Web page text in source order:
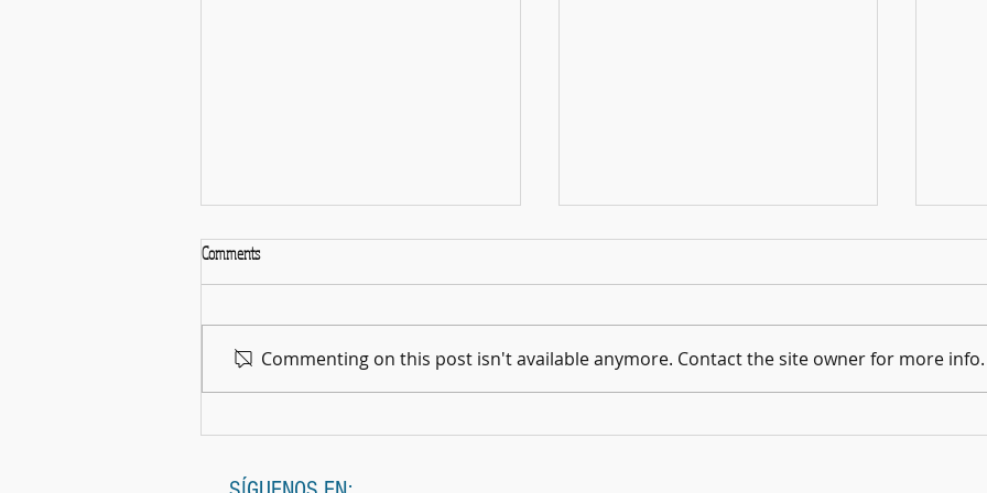
La Gran Noche del Cine
¡Llegó
Comments
Commenting on this post isn't available anymore. Contact the site owner for more info.